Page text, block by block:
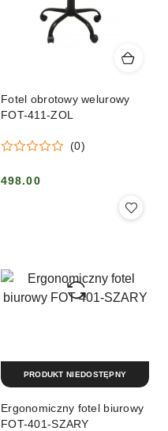
Fotel obrotowy welurowy
FOT-411-ZOL
(0)
Cena:
498.00
Ergonomiczny fotel biurowy
FOT-401-SZARY
PRODUKT NIEDOSTĘPNY